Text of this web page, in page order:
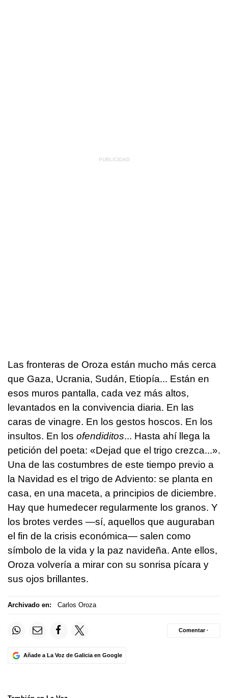
Las fronteras de Oroza están mucho más cerca
que Gaza, Ucrania, Sudán, Etiopía... Están en
esos muros pantalla, cada vez más altos,
levantados en la convivencia diaria. En las
caras de vinagre. En los gestos hoscos. En los
insultos. En los ofendiditos... Hasta ahí llega la
petición del poeta: «Dejad que el trigo crezca...».
Una de las costumbres de este tiempo previo a
la Navidad es el trigo de Adviento: se planta en
casa, en una maceta, a principios de diciembre.
Hay que humedecer regularmente los granos. Y
los brotes verdes —sí, aquellos que auguraban
el fin de la crisis económica— salen como
símbolo de la vida y la paz navideña. Ante ellos,
Oroza volvería a mirar con su sonrisa pícara y
sus ojos brillantes.
Archivado en: Carlos Oroza
Añade a La Voz de Galicia en Google
Comentar ·